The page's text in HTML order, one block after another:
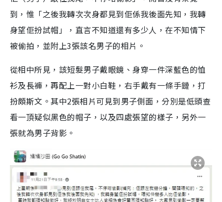
到，惟「之後我轉次次身都見到佢係我後面先知，我轉
身望佢扮試帽」，直言不知道還有多少人，在不知情下
被偷拍，並附上3張該名男子的相片。
從相中所見，該短髮男子戴眼鏡、身穿一件深藍色的恤
衫及長褲，再配上一對小白鞋，右手戴有一條手鏈，打
扮頗斯文。其中2張相片可見到男子側面，分別是低頭查
看一頂疑似黑色的帽子，以及四處張望的樣子，另外一
張就為男子背影。